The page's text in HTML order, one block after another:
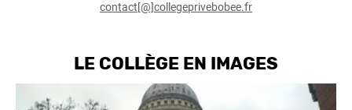
contact[@]collegeprivebobee.fr
LE COLLÈGE EN IMAGES